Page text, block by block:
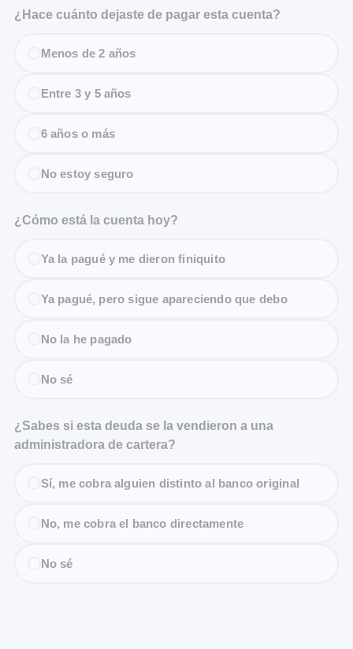
¿Hace cuánto dejaste de pagar esta cuenta?
Menos de 2 años
Entre 3 y 5 años
6 años o más
No estoy seguro
¿Cómo está la cuenta hoy?
Ya la pagué y me dieron finiquito
Ya pagué, pero sigue apareciendo que debo
No la he pagado
No sé
¿Sabes si esta deuda se la vendieron a una
administradora de cartera?
Sí, me cobra alguien distinto al banco original
No, me cobra el banco directamente
No sé